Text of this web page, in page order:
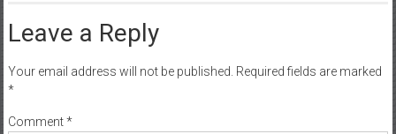
Leave a Reply
Your email address will not be published.